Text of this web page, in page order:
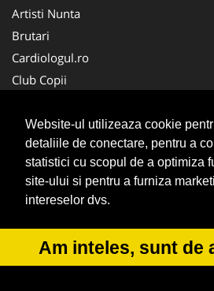
Website-ul utilizeaza cookie
detaliile de conectare, pentru a
statistici cu scopul de a optimiza
site-ului si pentru a furniza
intereselor dvs.
Am inteles, sunt de
Artisti Nunta
Brutari
Cardiologul.ro
Club Copii
Ambalaje Romania
Cabinet-Individual.ro
CentruInchirieri.ro
Cursuri Romania
© 2014-2026 Powered by
ANPC SOL